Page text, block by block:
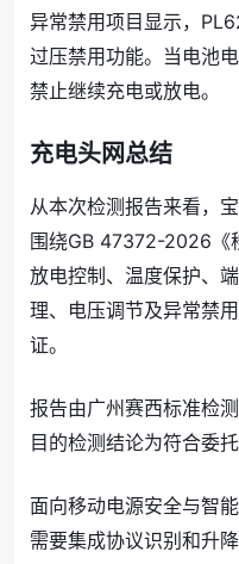
异常禁用项目显示，
过压禁用功能。当电池
禁止继续充电或放电。
充电头网总结
从本次检测报告来看，
围绕GB 47372-2026《
放电控制、温度保护、
理、电压调节及异常禁
证。
报告由广州赛西标准检
目的检测结论为符合委托
面向移动电源安全与智
需要集成协议识别和升